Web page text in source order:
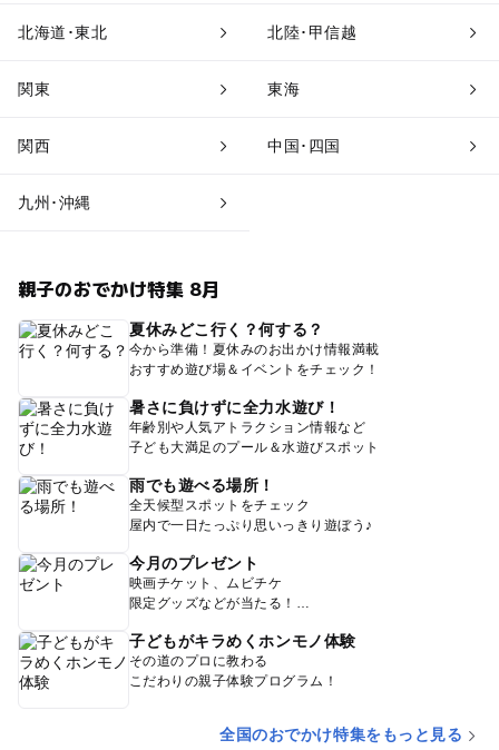
北海道･東北 北陸･甲信越
関東 東海
関西 中国･四国
九州･沖縄
親子のおでかけ特集 8月
夏休みどこ行く？何する？
今から準備！夏休みのお出かけ情報満載
おすすめ遊び場＆イベントをチェック！
暑さに負けずに全力水遊び！
年齢別や人気アトラクション情報など
子ども大満足のプール＆水遊びスポット
雨でも遊べる場所！
全天候型スポットをチェック
屋内で一日たっぷり思いっきり遊ぼう♪
今月のプレゼント
映画チケット、ムビチケ
限定グッズなどが当たる！
子どもがキラめくホンモノ体験
その道のプロに教わる
こだわりの親子体験プログラム！
全国のおでかけ特集をもっと見る